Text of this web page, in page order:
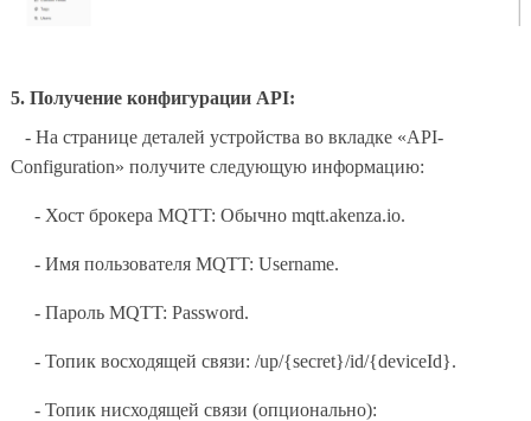
5. Получение конфигурации API:
- На странице деталей устройства во вкладке «API-
Configuration» получите следующую информацию:
- Хост брокера MQTT: Обычно mqtt.akenza.io.
- Имя пользователя MQTT: Username.
- Пароль MQTT: Password.
- Топик восходящей связи: /up/{secret}/id/{deviceId}.
- Топик нисходящей связи (опционально):